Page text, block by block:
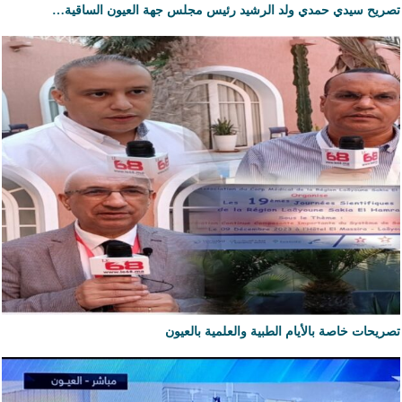
تصريح سيدي حمدي ولد الرشيد رئيس مجلس جهة العيون الساقية…
تصريحات خاصة بالأيام الطبية والعلمية بالعيون